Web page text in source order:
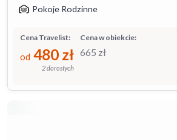
Pokoje Rodzinne
Cena w obiekcie:
665 zł
Cena Travelist:
od 480 zł
2 dorosłych